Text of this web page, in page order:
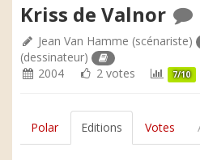
Kriss de Valnor
Jean Van Hamme (scénariste)
(dessinateur)
2004
2 votes 7/10
Polar Editions Votes